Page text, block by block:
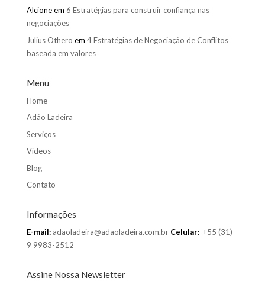
Alcioneem 6 Estratégias para construir confiança nas
negociações
Julius Othero em 4 Estratégias de Negociação de Conflitos
baseada em valores
Menu
Home
Adão Ladeira
Serviços
Vídeos
Blog
Contato
Informações
E-mail: adaoladeira@adaoladeira.com.br Celular: +55 (31)
9 9983-2512
Assine Nossa Newsletter